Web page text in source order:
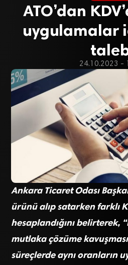
ATO’dan
uygulamalar
24.10.2023 -
Ankara Ticaret Odası
ürünü alıp satarken farklı
hesaplandığını belirterek,
mutlaka çözüme
süreçlerde aynı oranların